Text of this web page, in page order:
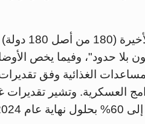
كما يؤكد أن كوريا
"مراسلون بلا حدود"، وفيما يخص
الغذائية وفق
البرامج العسكرية. وتشير
2024.